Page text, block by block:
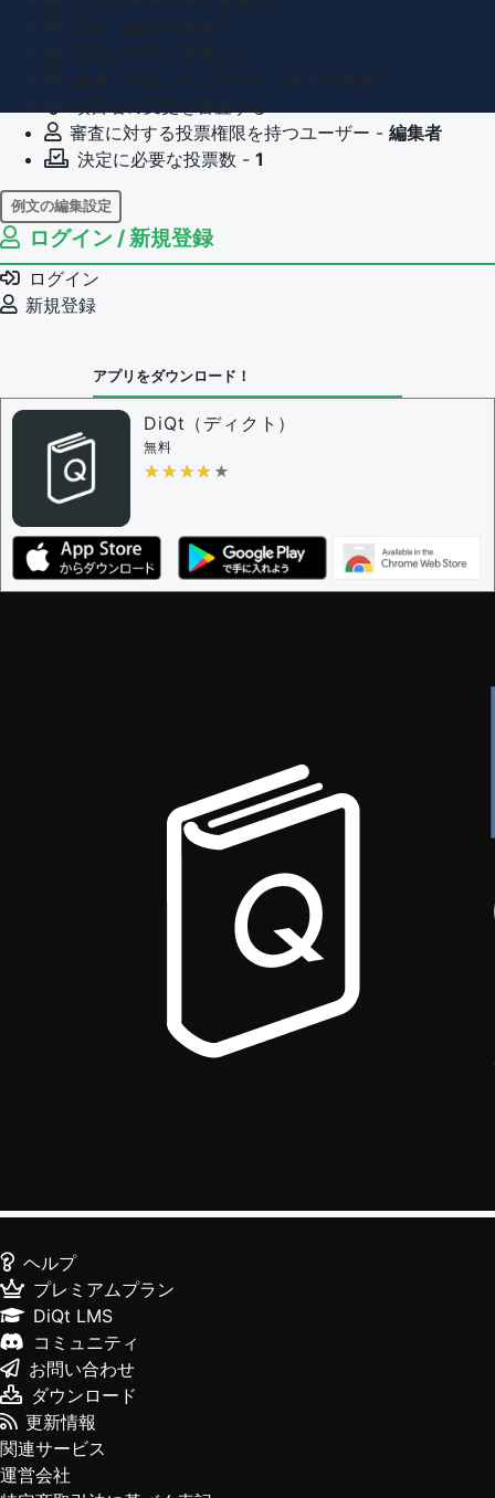
審査に対する投票権限を持つユーザー - 編集者
決定に必要な投票数 - 1
例文の編集設定
例文の編集権限を持つユーザー -
例文の削除を審査する
審査に対する投票権限を持つユーザー -
決定に必要な投票数 -
問題の編集権限を持つユーザー -すべてのユーザー
審査に対する投票権限を持つユーザー -
決定に必要な投票数 -
編集ガイドライン
ログイン / 新規登録
ログイン
新規登録
アプリをダウンロード！
DiQt（ディクト）
無料
★★★★★
★★★★★
ヘルプ
プレミアムプラン
DiQt LMS
コミュニティ
お問い合わせ
ダウンロード
更新情報
関連サービス
運営会社